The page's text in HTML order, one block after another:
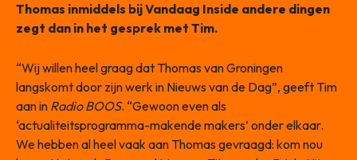
Thomas inmiddels bij Vandaag Inside andere dingen
zegt dan in het gesprek met Tim.
“Wij willen heel graag dat Thomas van Groningen
langskomt door zijn werk in Nieuws van de Dag”, geeft Tim
aan in Radio BOOS. “Gewoon even als
‘actualiteitsprogramma-makende makers’ onder elkaar.
We hebben al heel vaak aan Thomas gevraagd: kom nou